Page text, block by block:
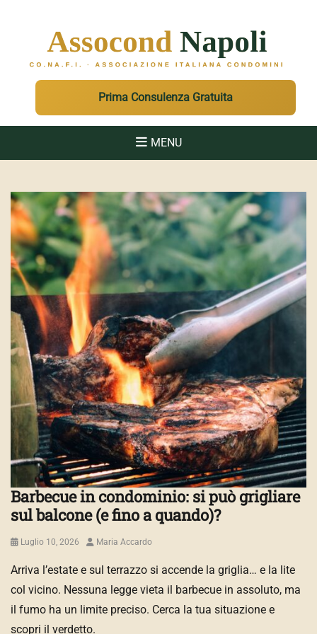
Prima Consulenza Gratuita
MENU
Barbecue in condominio: si può grigliare
sul balcone (e fino a quando)?
PostedLuglio 10, 2026 AuthorMaria Accardo
Arriva l’estate e sul terrazzo si accende la griglia… e la lite
col vicino. Nessuna legge vieta il barbecue in assoluto, ma
il fumo ha un limite preciso. Cerca la tua situazione e
scopri il verdetto.